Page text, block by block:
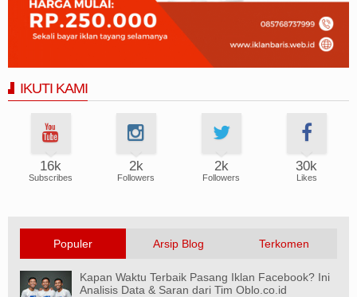
IKUTI KAMI
16k
Subscribes
2k
Followers
2k
Followers
30k
Likes
Populer Arsip Blog Terkomen
Kapan Waktu Terbaik Pasang Iklan Facebook? Ini
Analisis Data & Saran dari Tim Oblo.co.id